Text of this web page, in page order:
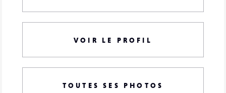
VOIR LE PROFIL
TOUTES SES PHOTOS